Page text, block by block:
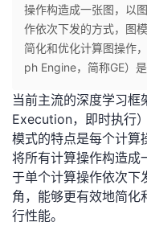
个
人
页
我
开
发
者
操作构造成一张图，以
作依次下发的方式，图
简化和优化计算图操作
ph Engine，简称GE）
当前主流的深度学习框
Execution，即时执行
模式的特点是每个计算
将所有计算操作构造成
于单个计算操作依次下
角，能够更有效地简化
行性能。